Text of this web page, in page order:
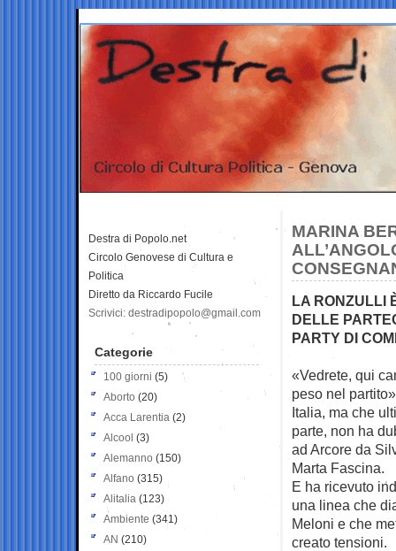
MARINA
LA RONZULLI
DELLE
PARTY DI
«Vedrete, qui
peso nel
Italia, ma che
parte, non ha
ad Arcore da
Marta Fascina.
E ha ricevuto
una linea che
Meloni e che
creato tensioni.
Destra di Popolo.net
Circolo Genovese di Cultura e
Politica
Diretto da Riccardo Fucile
Scrivici: destradipopolo@gmail.com
Categorie
100 giorni (5)
Aborto (20)
Acca Larentia (2)
Alcool (3)
Alemanno (150)
Alfano (315)
Alitalia (123)
Ambiente (341)
AN (210)